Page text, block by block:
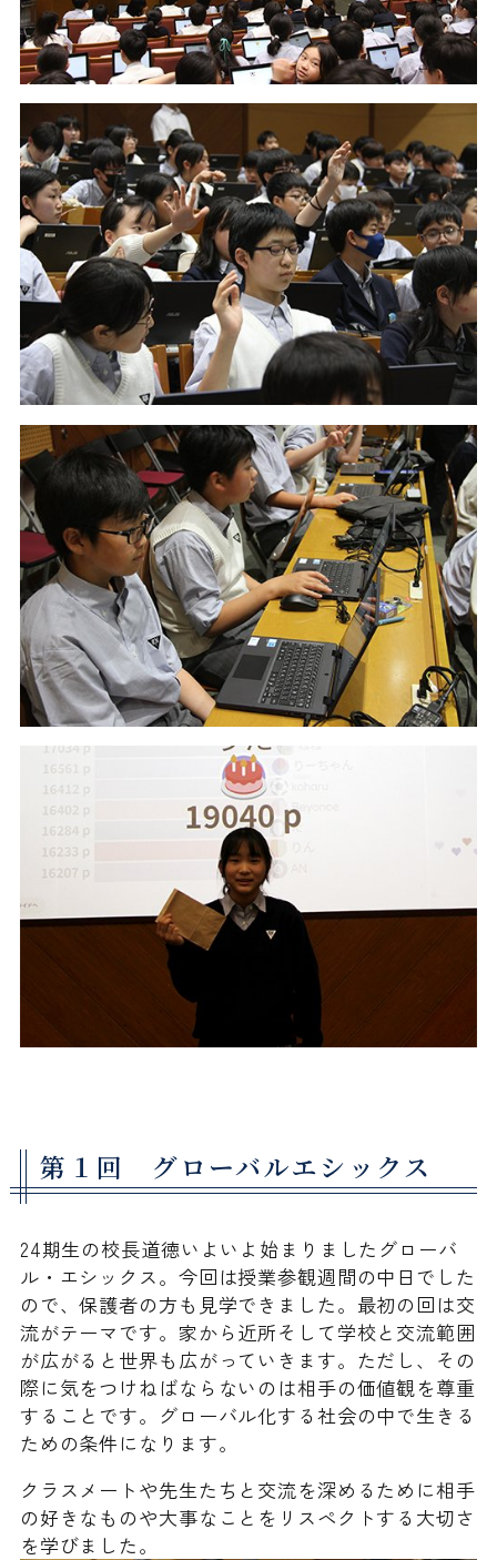
第１回 グローバルエシックス
24期生の校長道徳いよいよ始まりましたグローバ
ル・エシックス。今回は授業参観週間の中日でした
ので、保護者の方も見学できました。最初の回は交
流がテーマです。家から近所そして学校と交流範囲
が広がると世界も広がっていきます。ただし、その
際に気をつけねばならないのは相手の価値観を尊重
することです。グローバル化する社会の中で生きる
ための条件になります。
クラスメートや先生たちと交流を深めるために相手
の好きなものや大事なことをリスペクトする大切さ
を学びました。